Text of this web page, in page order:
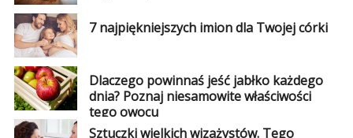
7 najpiękniejszych imion dla Twojej córki
Dlaczego powinnaś jeść jabłko każdego
dnia? Poznaj niesamowite właściwości
tego owocu
Sztuczki wielkich wizażystów. Tego